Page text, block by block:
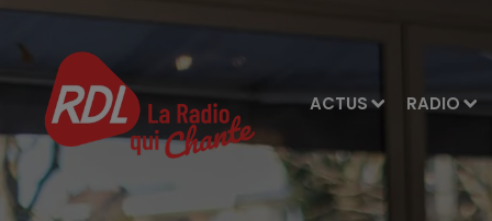
ACTUS RADIO